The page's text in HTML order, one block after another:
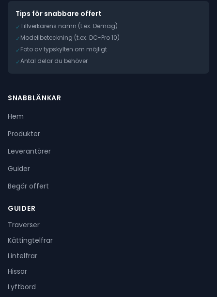
Tips för snabbare offert
✓Tillverkarens namn (t.ex. Demag)
✓Modellbeteckning (t.ex. DC-Pro 10)
✓Foto av typskylten om möjligt
✓Antal delar du behöver
SNABBLÄNKAR
Hem
Produkter
Leverantörer
Guider
Begär offert
GUIDER
Traverser
Kättingtelfrar
Lintelfrar
Hissar
Lyftbord